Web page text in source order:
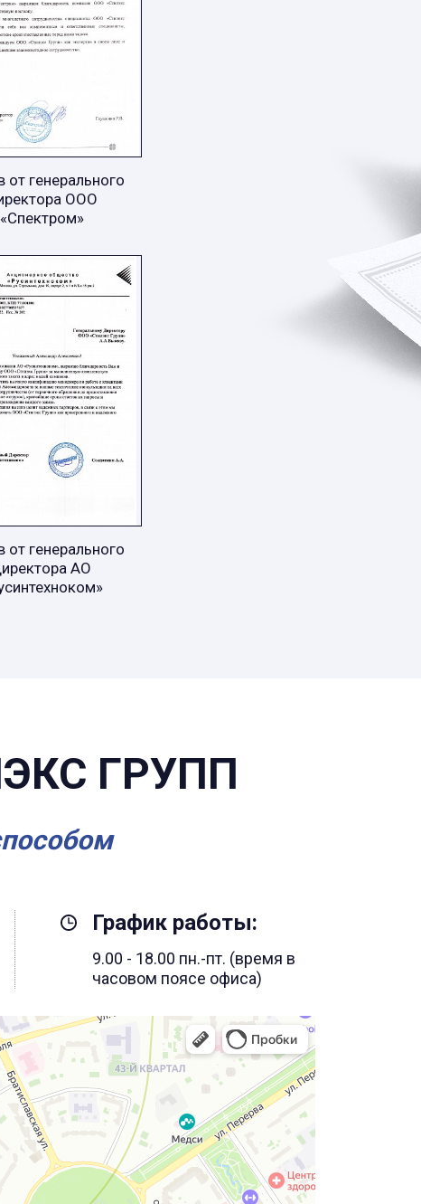
от генерального
ООО
«Спектром»
от генерального
АО
ГРУПП
График работы:
9.00 - 18.00 пн.-пт. (время в
часовом поясе офиса)